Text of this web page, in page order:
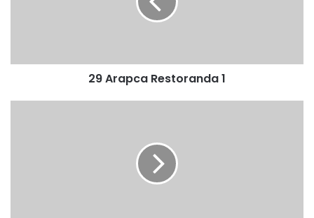
29 Arapca Restoranda 1